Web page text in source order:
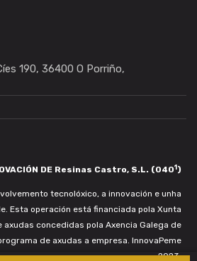
190, 36400 O Porriño,
DE Resinas Castro, S.L. (0401)
tecnolóxico, a innovación e unha
Esta operación está financiada pola Xunta
axudas concedidas pola Axencia Galega de
de axudas a empresa. InnovaPeme
2023.